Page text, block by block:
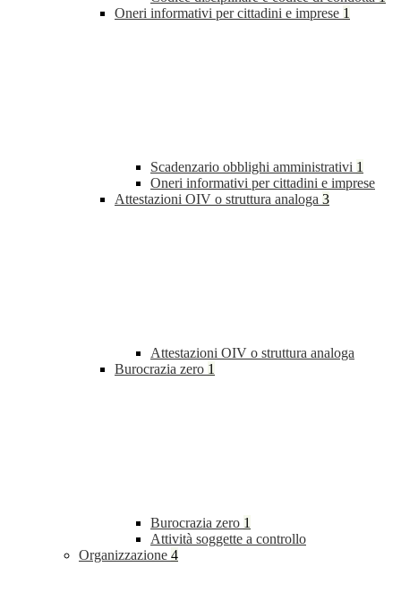
Oneri informativi per cittadini e imprese 1
Scadenzario obblighi amministrativi 1
Oneri informativi per cittadini e imprese
Attestazioni OIV o struttura analoga 3
Attestazioni OIV o struttura analoga
Burocrazia zero 1
Burocrazia zero 1
Attività soggette a controllo
Organizzazione 4